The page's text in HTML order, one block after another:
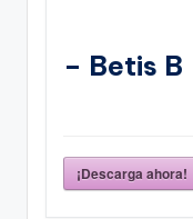
– Betis B
¡Descarga ahora!